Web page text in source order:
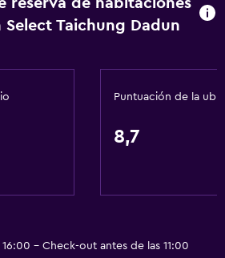
reserva de habitaciones
Select Taichung Dadun
Puntuación de la
8,7
- Check-out antes de las 11:00